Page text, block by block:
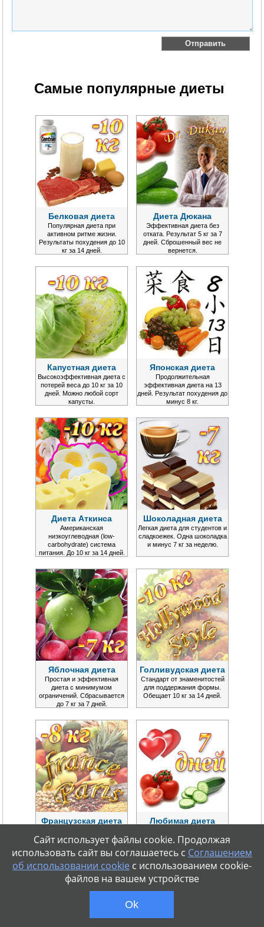
Самые популярные диеты
Белковая диета
Популярная диета при
активном ритме жизни.
Результаты похудения до 10
кг за 14 дней.
Диета Дюкана
Эффективная диета без
отката. Результат 5 кг за 7
дней. Сброшенный вес не
вернется.
Капустная диета
Высокоэффективная диета с
потерей веса до 10 кг за 10
дней. Можно любой сорт
капусты.
Японская диета
Продолжительная
эффективная диета на 13
дней. Результат похудения до
минус 8 кг.
Диета Аткинса
Американская
низкоуглеводная (low-
carbohydrate) система
питания. До 10 кг за 14 дней.
Шоколадная диета
Легкая диета для студентов и
сладкоежек. Одна шоколадка
и минус 7 кг за неделю.
Яблочная диета
Простая и эффективная
диета с минимумом
ограничений. Сбрасывается
до 7 кг за 7 дней.
Голливудская диета
Стандарт от знаменитостей
для поддержания формы.
Обещает 10 кг за 14 дней.
Французская диета
толстеют? Меню от самой
стройной нации на 14 дней.
Любимая диета
во всём мире. Меню на 7
дней. Быстрая потеря веса.
Сайт использует файлы cookie. Продолжая
использовать сайт вы соглашаетесь с Соглашением
об использовании cookieс использованием cookie-
файлов на вашем устройстве
Ok